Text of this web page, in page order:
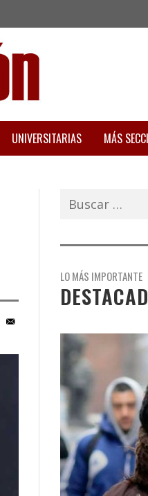
UNIVERSITARIAS MÁS
Buscar:
LO MÁS IMPORTANTE